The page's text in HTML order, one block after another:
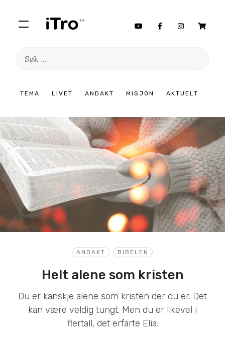
TEMA LIVET ANDAKT MISJON AKTUELT
Søk
innhold
ANDAKT BIBELEN
Helt alene som kristen
Du er kanskje alene som kristen der du er. Det
kan være veldig tungt. Men du er likevel i
flertall, det erfarte Elia.